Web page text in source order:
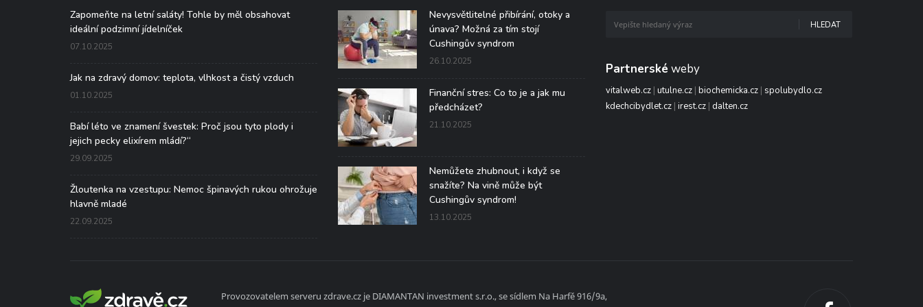
Zapomeňte na letní saláty! Tohle by měl obsahovat
ideální podzimní jídelníček
07.10.2025
Jak na zdravý domov: teplota, vlhkost a čistý vzduch
01.10.2025
Babí léto ve znamení švestek: Proč jsou tyto plody i
jejich pecky elixírem mládí?“
29.09.2025
Žloutenka na vzestupu: Nemoc špinavých rukou ohrožuje
hlavně mladé
22.09.2025
Nevysvětlitelné přibírání, otoky a
únava? Možná za tím stojí
Cushingův syndrom
26.10.2025
Finanční stres: Co to je a jak mu
předcházet?
21.10.2025
Nemůžete zhubnout, i když se
snažíte? Na vině může být
Cushingův syndrom!
13.10.2025
HLEDAT
Partnerské weby
vitalweb.cz| utulne.cz| biochemicka.cz| spolubydlo.cz
kdechcibydlet.cz| irest.cz| dalten.cz
Provozovatelem serveru zdrave.cz je DIAMANTAN investment s.r.o., se sídlem Na Harfě 916/9a,